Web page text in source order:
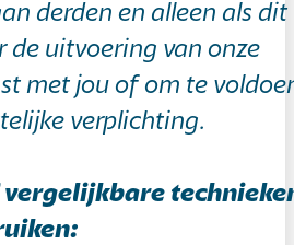
derden en alleen als dit
de uitvoering van onze
met jou of om te
verplichting.
vergelijkbare